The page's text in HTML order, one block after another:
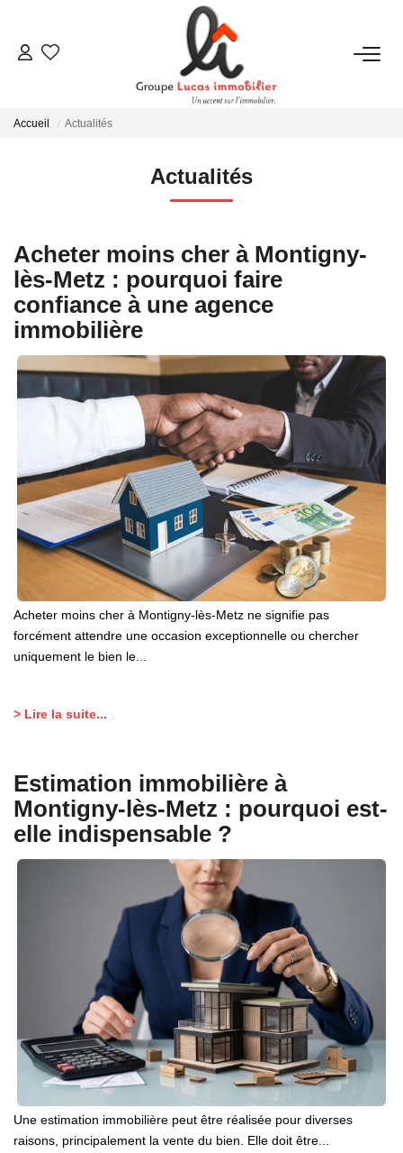
NOUS CONTACTER
LOUER
NEUF
ESTIMER
NOS RÉALISATIONS
EXTRANET GESTION
Accueil Actualités
Actualités
Acheter moins cher à Montigny-
lès-Metz : pourquoi faire
confiance à une agence
immobilière
Acheter moins cher à Montigny-lès-Metz ne signifie pas
forcément attendre une occasion exceptionnelle ou chercher
uniquement le bien le...
> Lire la suite...
Estimation immobilière à
Montigny-lès-Metz : pourquoi est-
elle indispensable ?
Une estimation immobilière peut être réalisée pour diverses
raisons, principalement la vente du bien. Elle doit être...